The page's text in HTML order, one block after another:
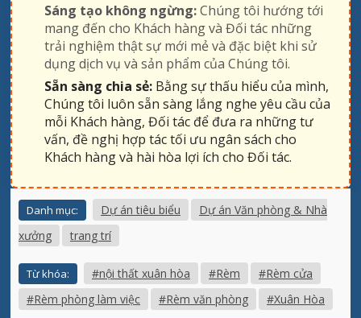
Sáng tạo không ngừng:Chúng tôi hướng tới
mang đến cho Khách hàng và Đối tác những
trải nghiệm thật sự mới mẻ và đặc biệt khi sử
dụng dịch vụ và sản phẩm của Chúng tôi.
Sẵn sàng chia sẻ: Bằng sự thấu hiểu của mình,
Chúng tôi luôn sẵn sàng lắng nghe yêu cầu của
mỗi Khách hàng, Đối tác để đưa ra những tư
vấn, đề nghị hợp tác tối ưu ngân sách cho
Khách hàng và hài hòa lợi ích cho Đối tác.
Danh mục: Dự án tiêu biểu
Dự án Văn phòng & Nhà
xưởng
trang trí
Từ khóa: #nội thất xuân hòa #Rèm
#Rèm cửa
#Rèm phòng làm việc
#Rèm văn phòng #Xuân Hòa